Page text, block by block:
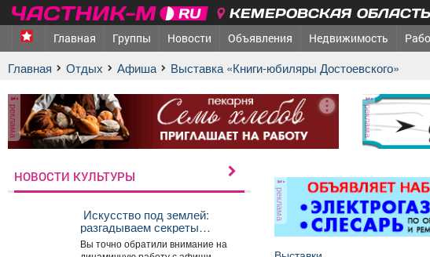
КЕМЕРОВСКАЯ
Главная Группы Новости Объявления Недвижимость
Главная Отдых афиша Выставка «Книги-юбиляры Достоевского»
реклама реклама
реклама
НОВОСТИ КУЛЬТУРЫ
️ Искусство под землей:
разгадываем секреты
главной картины выставки
«Шахтёрская слава» автор
Вы точно обратили внимание на